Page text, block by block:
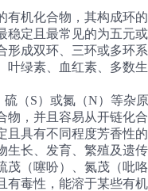
有机化合物，其构成环
定且最常见的为五元或
形成双环、三环或多环
叶绿素、血红素、多数
（S）或氮（N）等杂
，并且容易从开链化
且具有不同程度芳香性
长、发育、繁殖及遗传
茂（噻吩）、氮茂（吡
有毒性，能溶于某些有